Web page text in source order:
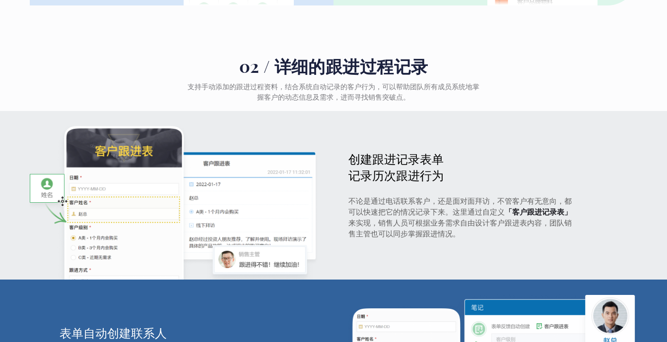
02 / 详细的跟进过程记录
支持手动添加的跟进过程资料，结合系统自动记录的客户行为，可以帮助团队所有成员系统地掌
握客户的动态信息及需求，进而寻找销售突破点。
创建跟进记录表单
记录历次跟进行为
不论是通过电话联系客户，还是面对面拜访，不管客户有无意向，都
可以快速把它的情况记录下来。这里通过自定义
「客户跟进记录表」
来实现，销售人员可根据业务需求自由设计客户跟进表内容，团队销
售主管也可以同步掌握跟进情况。
表单自动创建联系人